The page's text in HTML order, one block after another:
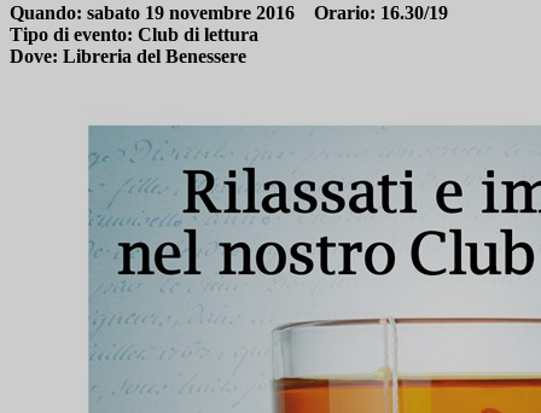
Quando: sabato 19 novembre 2016 Orario: 16.30/19
Tipo di evento: Club di lettura
Dove: Libreria del Benessere